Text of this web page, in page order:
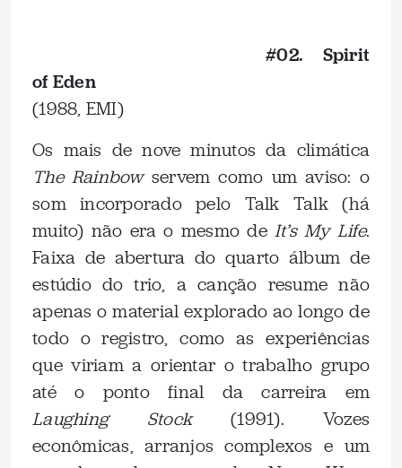
#02. Spirit
of Eden
(1988, EMI)
Os mais de nove minutos da climática
The Rainbowservem como um aviso: o
som incorporado pelo Talk Talk (há
muito) não era o mesmo de It’s My Life.
Faixa de abertura do quarto álbum de
estúdio do trio, a canção resume não
apenas o material explorado ao longo de
todo o registro, como as experiências
que viriam a orientar o trabalho grupo
até o ponto final da carreira em
Laughing Stock(1991). Vozes
econômicas, arranjos complexos e um